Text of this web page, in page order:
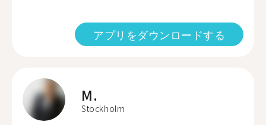
アプリをダウンロードする
M.
Stockholm